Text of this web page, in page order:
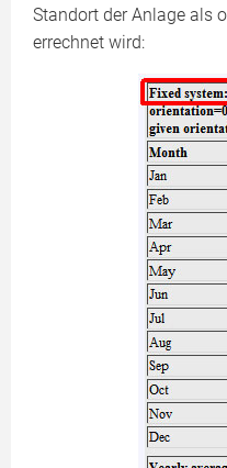
Standort der Anlage als
errechnet wird: